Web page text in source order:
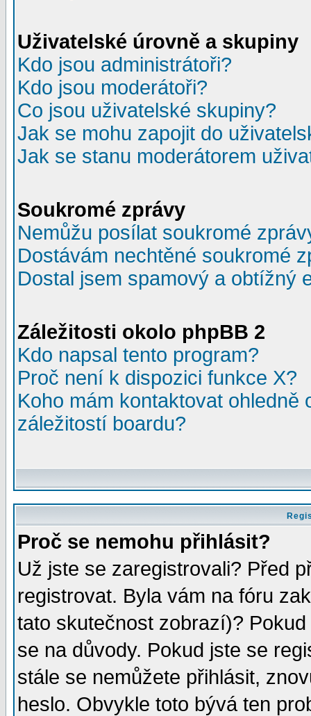
Uživatelské úrovně a skupiny
Kdo jsou administrátoři?
Kdo jsou moderátoři?
Co jsou uživatelské skupiny?
Jak se mohu zapojit do
Jak se stanu moderátorem
Soukromé zprávy
Nemůžu posílat soukromé
Dostávám nechtěné soukromé
Dostal jsem spamový a obtížný
Záležitosti okolo phpBB 2
Kdo napsal tento program?
Proč není k dispozici funkce X?
Koho mám kontaktovat
záležitostí boardu?
Proč se nemohu přihlásit?
Už jste se zaregistrovali? Před
registrovat. Byla vám na fóru
tato skutečnost zobrazí)?
se na důvody. Pokud jste se
stále se nemůžete přihlásit,
heslo. Obvykle toto bývá ten